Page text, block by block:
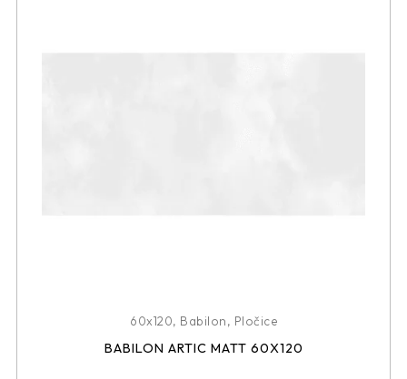
60x120, Babilon, Pločice
BABILON ARTIC MATT 60X120